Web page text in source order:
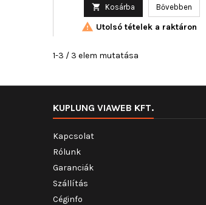
 Kosárba Bővebben
 Utolsó tételek a raktáron
1-3 / 3 elem mutatása
KUPLUNG VIAWEB KFT.
Kapcsolat
Rólunk
Garanciák
Szállítás
Céginfo